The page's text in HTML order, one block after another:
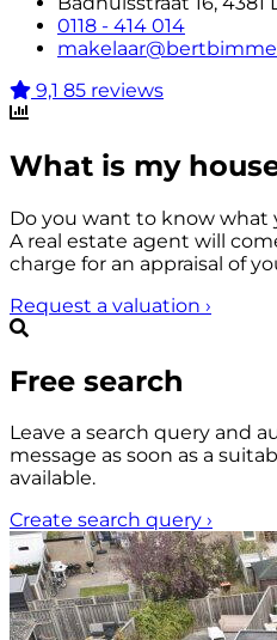
0118 - 414 014
9,1 85 reviews
What is my
Do you want to know what
A real estate agent will
charge for an appraisal of
Request a valuation ›
Free search
Leave a search query and
message as soon as a
available.
Create search query ›